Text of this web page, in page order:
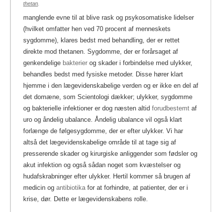
thetan
manglende evne til at blive rask og psykosomatiske lidelser
(hvilket omfatter hen ved 70 procent af menneskets
sygdomme), klares bedst med behandling, der er rettet
direkte mod thetanen. Sygdomme, der er forårsaget af
genkendelige bakterier og skader i forbindelse med ulykker,
behandles bedst med fysiske metoder. Disse hører klart
hjemme i den lægevidenskabelige verden og er ikke en del af
det domæne, som Scientologi dækker; ulykker, sygdomme
og bakterielle infektioner er dog næsten altid forudbestemt af
uro og åndelig ubalance. Åndelig ubalance vil også klart
forlænge de følgesygdomme, der er efter ulykker. Vi har
altså det lægevidenskabelige område til at tage sig af
presserende skader og kirurgiske anliggender som fødsler og
akut infektion og også sådan noget som kvæstelser og
hudafskrabninger efter ulykker. Hertil kommer så brugen af
medicin og antibiotikafor at forhindre, at patienter, der er i
krise, dør. Dette er lægevidenskabens rolle.